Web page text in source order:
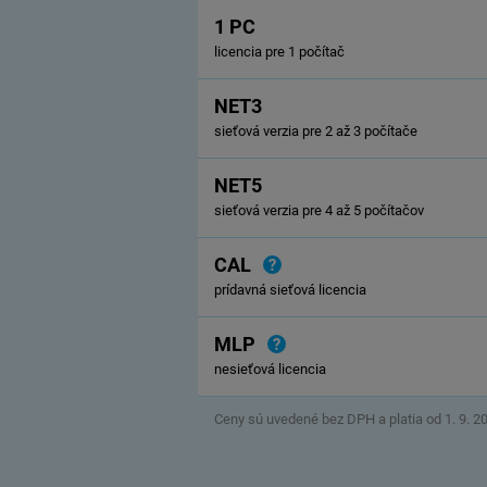
1 PC
licencia pre 1 počítač
NET3
sieťová verzia pre 2 až 3 počítače
NET5
sieťová verzia pre 4 až 5 počítačov
CAL
prídavná sieťová licencia
MLP
nesieťová licencia
Ceny sú uvedené bez DPH a platia od 1. 9.